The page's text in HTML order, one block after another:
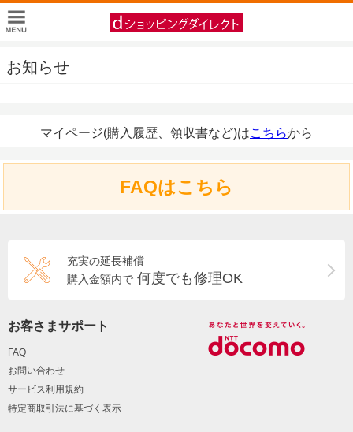
お知らせ
マイページ(購入履歴、領収書など)はこちらから
FAQはこちら
充実の延長補償
購入金額内で 何度でも修理OK
お客さまサポート
FAQ
お問い合わせ
サービス利用規約
特定商取引法に基づく表示